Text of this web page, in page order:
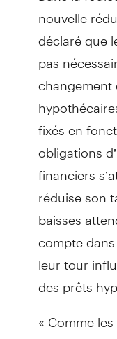
nouvelle
déclaré que
pas
fixés en
obligations
financiers
réduise son
baisses
compte
leur tour
des prêts
« Comme